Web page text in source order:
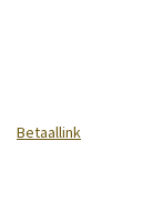
Betaallink